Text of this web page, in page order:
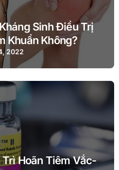
Sinh Điều Trị
Khuẩn Không?
2022
Hoãn Tiêm Vắc-